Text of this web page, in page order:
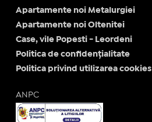
Apartamente noi Metalurgiei
Apartamente noi Oltenitei
Case, vile Popesti - Leordeni
Politica de confidențialitate
Politica privind utilizarea cookies
ANPC